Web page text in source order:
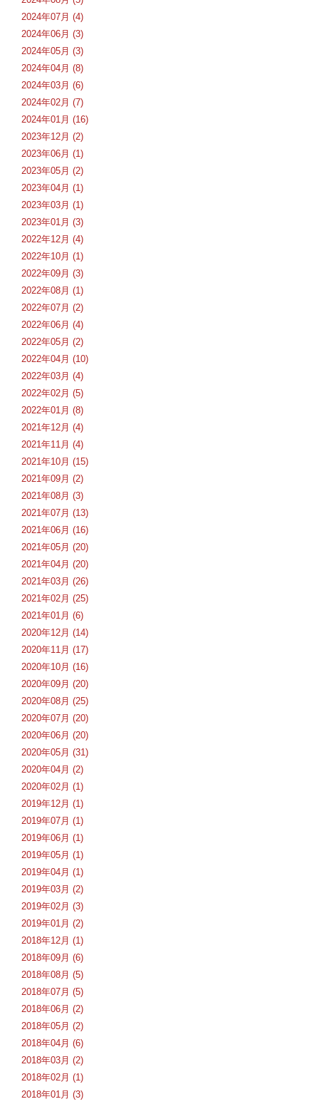
2024年07月 (4)
2024年06月 (3)
2024年05月 (3)
2024年04月 (8)
2024年03月 (6)
2024年02月 (7)
2024年01月 (16)
2023年12月 (2)
2023年06月 (1)
2023年05月 (2)
2023年04月 (1)
2023年03月 (1)
2023年01月 (3)
2022年12月 (4)
2022年10月 (1)
2022年09月 (3)
2022年08月 (1)
2022年07月 (2)
2022年06月 (4)
2022年05月 (2)
2022年04月 (10)
2022年03月 (4)
2022年02月 (5)
2022年01月 (8)
2021年12月 (4)
2021年11月 (4)
2021年10月 (15)
2021年09月 (2)
2021年08月 (3)
2021年07月 (13)
2021年06月 (16)
2021年05月 (20)
2021年04月 (20)
2021年03月 (26)
2021年02月 (25)
2021年01月 (6)
2020年12月 (14)
2020年11月 (17)
2020年10月 (16)
2020年09月 (20)
2020年08月 (25)
2020年07月 (20)
2020年06月 (20)
2020年05月 (31)
2020年04月 (2)
2020年02月 (1)
2019年12月 (1)
2019年07月 (1)
2019年06月 (1)
2019年05月 (1)
2019年04月 (1)
2019年03月 (2)
2019年02月 (3)
2019年01月 (2)
2018年12月 (1)
2018年09月 (6)
2018年08月 (5)
2018年07月 (5)
2018年06月 (2)
2018年05月 (2)
2018年04月 (6)
2018年03月 (2)
2018年02月 (1)
2018年01月 (3)